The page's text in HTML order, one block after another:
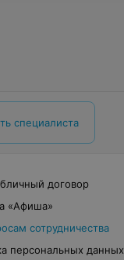
специалиста
договор
«Афиша»
сотрудничества
персональных данных